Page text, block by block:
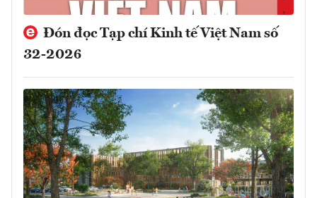
Đón đọc Tạp chí Kinh tế Việt Nam số
32-2026